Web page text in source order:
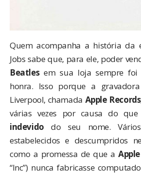
Quem acompanha a história da
Jobs sabe que, para ele, poder
Beatlesem sua loja sempre foi
honra. Isso porque a
Liverpool, chamada Apple Records
várias vezes por causa do que
indevido do seu nome.
estabelecidos e descumpridos
como a promessa de que a
“Inc”) nunca fabricasse